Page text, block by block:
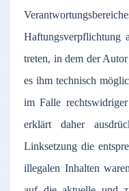
Haftungsverpflichtung
treten, indem der Autor
es ihm technisch
im Falle rechtswidriger
erklärt
daher
Linksetzung die
illegalen Inhalten waren